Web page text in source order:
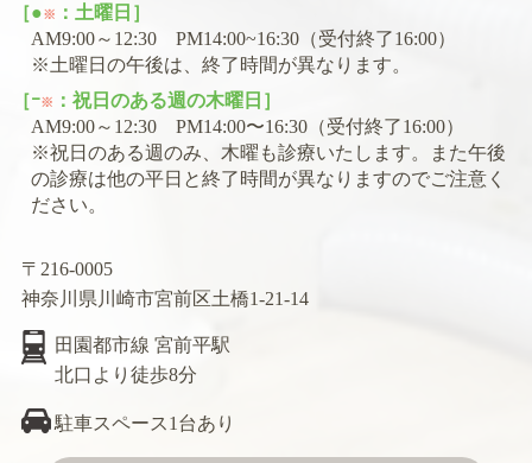
［●※
：土曜日］
AM9:00～12:30 PM14:00~16:30（受付終了16:00）
※土曜日の午後は、終了時間が異なります。
［ｰ※
：祝日のある週の木曜日］
AM9:00～12:30 PM14:00〜16:30（受付終了16:00）
※祝日のある週のみ、木曜も診療いたします。また午後
の診療は他の平日と終了時間が異なりますのでご注意く
ださい。
〒216-0005
神奈川県川崎市宮前区土橋1-21-14
田園都市線 宮前平駅
北口より徒歩8分
駐車スペース1台あり